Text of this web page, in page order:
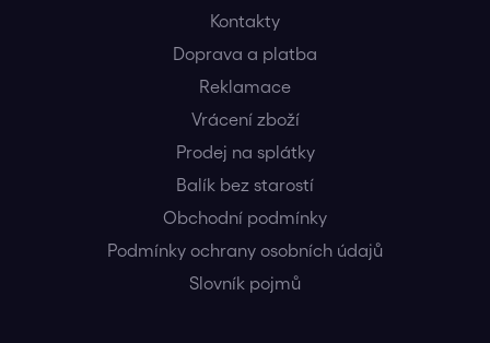
Kontakty
Doprava a platba
Reklamace
Vrácení zboží
Prodej na splátky
Balík bez starostí
Obchodní podmínky
Podmínky ochrany osobních údajů
Slovník pojmů